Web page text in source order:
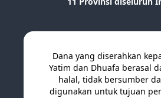
Dana yang diserahkan
Yatim dan Dhuafa berasal
halal, tidak bersumber
digunakan untuk tujuan